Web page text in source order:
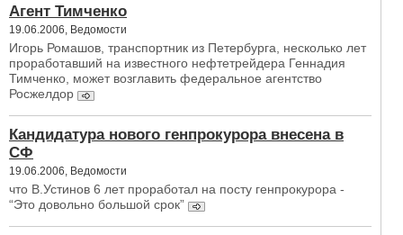
Агент Тимченко
19.06.2006, Ведомости
Игорь Ромашов, транспортник из Петербурга, несколько лет
проработавший на известного нефтетрейдера Геннадия
Тимченко, может возглавить федеральное агентство
Росжелдор
Кандидатура нового генпрокурора внесена в
СФ
19.06.2006, Ведомости
что В.Устинов 6 лет проработал на посту генпрокурора -
“Это довольно большой срок”